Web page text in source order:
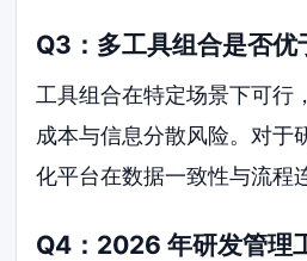
Q3：多工具组合是否优
工具组合在特定场景下可行
成本与信息分散风险。对于
化平台在数据一致性与流程
Q4：2026 年研发管理